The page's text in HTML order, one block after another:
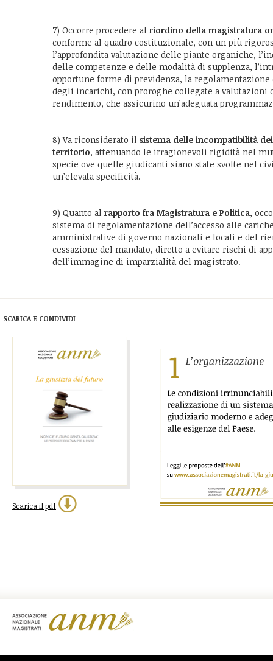
7) Occorre procedere al riordino della magistratura
conforme al quadro costituzionale, con un più
l’approfondita valutazione delle piante organiche,
delle competenze e delle modalità di supplenza,
opportune forme di previdenza, la
degli incarichi, con proroghe collegate a valutazioni
rendimento, che assicurino un’adeguata
8) Va riconsiderato il sistema delle incompatibilità
territorio, attenuando le irragionevoli rigidità nel
specie ove quelle giudicanti siano state svolte nel
un’elevata specificità.
9) Quanto al rapporto fra Magistratura e Politica,
sistema di regolamentazione dell’accesso alle
amministrative di governo nazionali e locali e del
cessazione del mandato, diretto a evitare rischi di
dell’immagine di imparzialità del magistrato.
SCARICA E CONDIVIDI
Scarica il pdf